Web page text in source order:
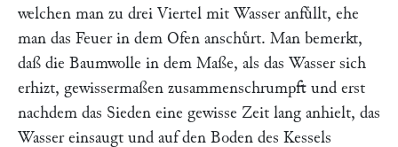
welchen man zu drei Viertel mit Wasser anfuͤllt, ehe
man das Feuer in dem Ofen anschuͤrt. Man bemerkt,
daß die Baumwolle in dem Maße, als das Wasser sich
erhizt, gewissermaßen zusammenschrumpft und erst
nachdem das Sieden eine gewisse Zeit lang anhielt, das
Wasser einsaugt und auf den Boden des Kessels